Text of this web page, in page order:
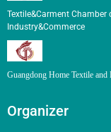
Textile&Carment
Industry&Commerce
Guangdong Home Textile
Organizer